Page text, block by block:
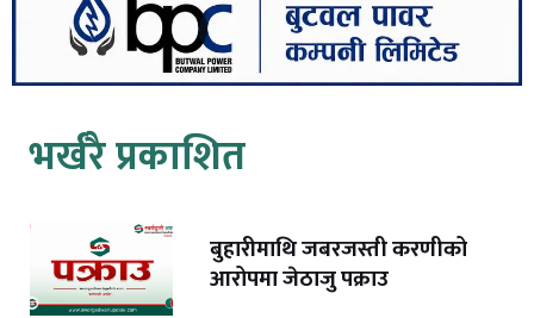
भर्खरै प्रकाशित
बुहारीमाथि जबरजस्ती करणीको
आरोपमा जेठाजु पक्राउ